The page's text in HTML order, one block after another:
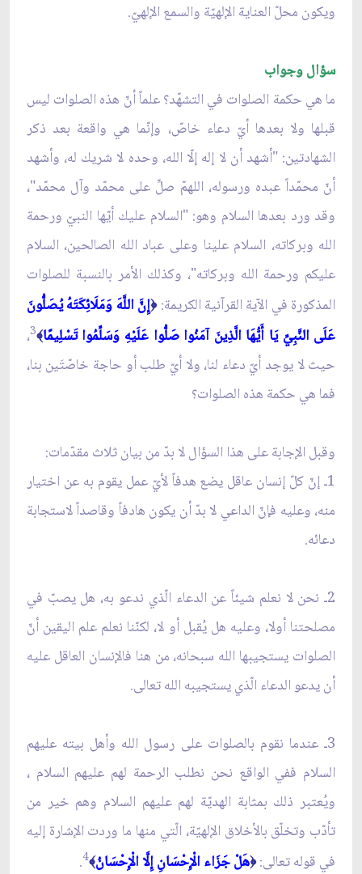
ويكون محلّ العناية الإلهيّة والسمع الإلهيّ.
سؤال وجواب
ما هي حكمة الصلوات في التشهّد؟ علماً أنّ هذه الصلوات ليس
قبلها ولا بعدها أيّ دعاء خاصّ، وإنّما هي واقعة بعد ذكر
الشهادتين: "أشهد أن لا إله إلّا الله، وحده لا شريك له، وأشهد
أنّ محمّداً عبده ورسوله، اللهمّ صلِّ على محمّد وآل محمّد"،
وقد ورد بعدها السلام وهو: "السلام عليك أيّها النبيّ ورحمة
الله وبركاته، السلام علينا وعلى عباد الله الصالحين، السلام
عليكم ورحمة الله وبركاته"، وكذلك الأمر بالنسبة للصلوات
المذكورة في الآية القرآنية الكريمة:﴿إِنَّ اللَّهَ وَمَلَائِكَتَهُ يُصَلُّونَ
عَلَى النَّبِيِّ يَا أَيُّهَا الَّذِينَ آمَنُوا صَلُّوا عَلَيْهِ وَسَلِّمُوا تَسْلِيمًا﴾3،
حيث لا يوجد أيّ دعاء لنا، ولا أيّ طلب أو حاجة خاصّتَين بنا،
فما هي حكمة هذه الصلوات؟
وقبل الإجابة على هذا السؤال لا بدّ من بيان ثلاث مقدّمات:
1ـ إنّ كلّ إنسان عاقل يضع هدفاً لأيّ عمل يقوم به عن اختيار
منه، وعليه فإنّ الداعي لا بدّ أن يكون هادفاً وقاصداً لاستجابة
دعائه.
2ـ نحن لا نعلم شيئاً عن الدعاء الّذي ندعو به، هل يصبّ في
مصلحتنا أولا، وعليه هل يُقبل أو لا، لكنّنا نعلم علم اليقين أنّ
الصلوات يستجيبها الله سبحانه، من هنا فالإنسان العاقل عليه
أن يدعو الدعاء الّذي يستجيبه الله تعالى.
3ـ عندما نقوم بالصلوات على رسول الله وأهل بيته عليهم
السلام ففي الواقع نحن نطلب الرحمة لهم عليهم السلام ،
ويُعتبر ذلك بمثابة الهديّة لهم عليهم السلام وهم خير من
تأدّب وتخلّق بالأخلاق الإلهيّة، الّتي منها ما وردت الإشارة إليه
في قوله تعالى:﴿هَلْ جَزَاء الْإِحْسَانِ إِلَّا الْإِحْسَانُ﴾4
.